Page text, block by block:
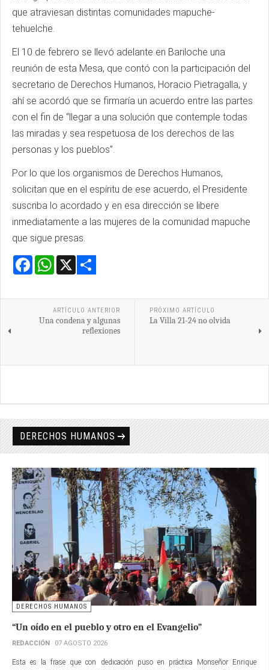
que atraviesan distintas comunidades mapuche-
tehuelche.
El 10 de febrero se llevó adelante en Bariloche una
reunión de esta Mesa, que contó con la participación del
secretario de Derechos Humanos, Horacio Pietragalla, y
ahí se acordó que se firmaría un acuerdo entre las partes
con el fin de “llegar a una solución que contemple todas
las miradas y sea respetuosa de los derechos de las
personas y los pueblos”.
Por lo que los organismos de Derechos Humanos,
solicitan que en el espíritu de ese acuerdo, el Presidente
suscriba lo acordado y en esa dirección se libere
inmediatamente a las mujeres de la comunidad mapuche
que sigue presas.
Facebook
WhatsApp
ARTÍCULO ANTERIOR
Una condena y algunas
reflexiones
PRÓXIMO ARTÍCULO
La Villa 21-24 no olvida
DERECHOS HUMANOS
DERECHOS HUMANOS
“Un oído en el pueblo y otro en el Evangelio”
REDACCIÓN 07 AGOSTO 2026
Esta es la frase que con dedicación puso en práctica Monseñor Enrique